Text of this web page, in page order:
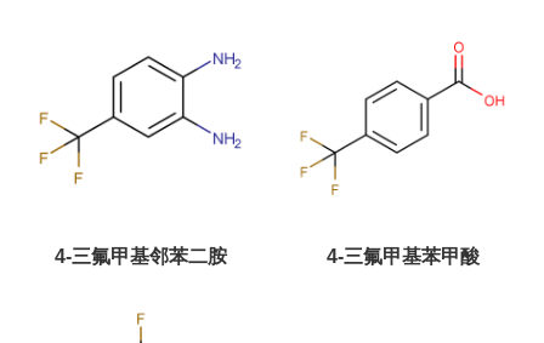
4-三氟甲基邻苯二胺 4-三氟甲基苯甲酸